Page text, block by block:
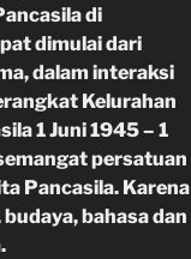
di
dimulai dari
dalam interaksi
Kelurahan
1 Juni 1945 – 1
persatuan
Pancasila. Karena
bahasa dan